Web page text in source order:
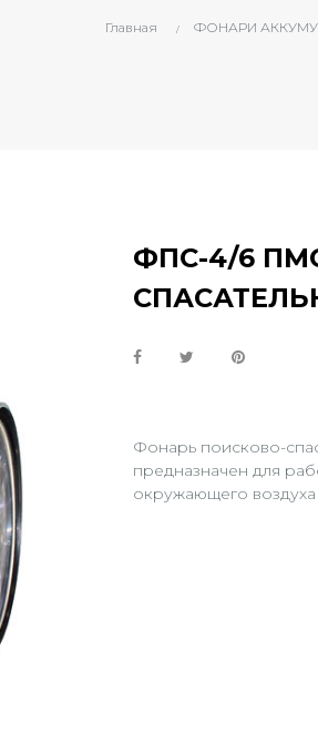
Главная ФОНАРИ
ФПС-4/6
Фонарь поисково-
предназначен для
окружающего